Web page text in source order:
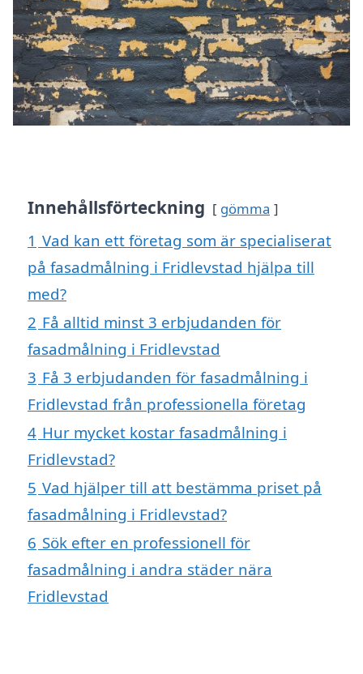
Innehållsförteckning gömma
1 Vad kan ett företag som är specialiserat
på fasadmålning i Fridlevstad hjälpa till
med?
2 Få alltid minst 3 erbjudanden för
fasadmålning i Fridlevstad
3 Få 3 erbjudanden för fasadmålning i
Fridlevstad från professionella företag
4 Hur mycket kostar fasadmålning i
Fridlevstad?
5 Vad hjälper till att bestämma priset på
fasadmålning i Fridlevstad?
6 Sök efter en professionell för
fasadmålning i andra städer nära
Fridlevstad